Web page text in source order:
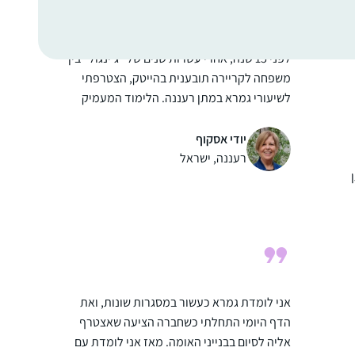
אני לומדת גמרא כעשור במסגרות שונות, ואת
הדף היומי התחלתי כשחברה הציעה שאצטרף
אליה לסיום בבנייני האומה. מאז אני לומדת עם
לפני 15 שנה, אחרי עשרות שנים של "ג’ינגול” בין
משפחה לקריירה תובענית בהייטק, הצטרפתי
לשיעורי גמרא במתן רעננה. הלימוד המעמיק
הנשים המגוונת הייתה חוויה מאלפת ומעשירה.
לפני כשמונה שנים כאשר מחזור הדף היומי הגיע
למסכת תענית הצטרפתי כ”חברותא” לבעלי. זו
יודי אסקוף
רעננה, ישראל